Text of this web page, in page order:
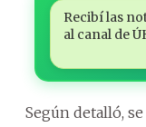
Recibí las
al canal de
Según detalló,